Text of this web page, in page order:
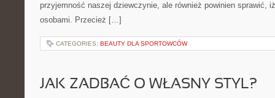
przyjemność naszej dziewczynie, ale również powinien sprawić,
osobami. Przecież […]
CATEGORIES: BEAUTY DLA SPORTOWCÓW
JAK ZADBAĆ O WŁASNY STYL?